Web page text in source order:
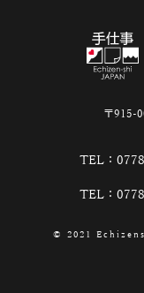
〒915-
TEL：
TEL：
© 2021